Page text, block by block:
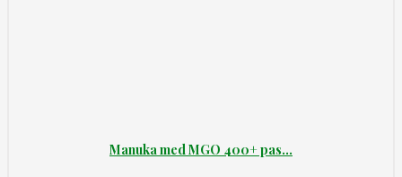
Manuka med MGO 400+ pas...